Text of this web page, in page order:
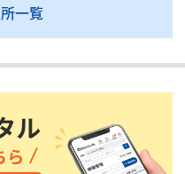
寄の営業所までお問い合わせ下さ
リエチレン製小型車載ト イ
一覧